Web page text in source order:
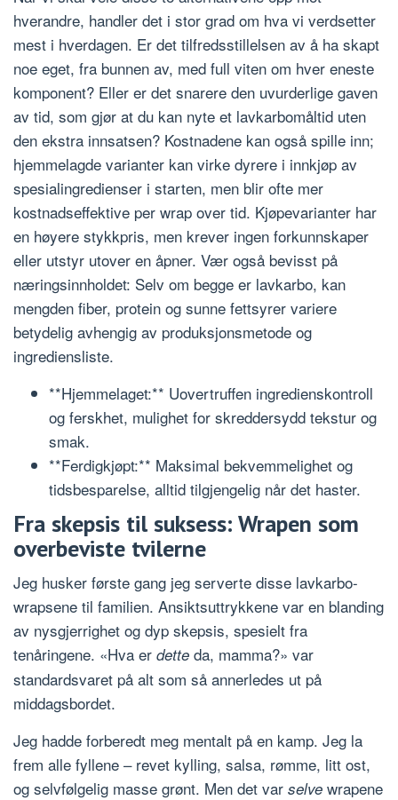
hverandre, handler det i stor grad om hva vi verdsetter
mest i hverdagen. Er det tilfredsstillelsen av å ha skapt
noe eget, fra bunnen av, med full viten om hver eneste
komponent? Eller er det snarere den uvurderlige gaven
av tid, som gjør at du kan nyte et lavkarbomåltid uten
den ekstra innsatsen? Kostnadene kan også spille inn;
hjemmelagde varianter kan virke dyrere i innkjøp av
spesialingredienser i starten, men blir ofte mer
kostnadseffektive per wrap over tid. Kjøpevarianter har
en høyere stykkpris, men krever ingen forkunnskaper
eller utstyr utover en åpner. Vær også bevisst på
næringsinnholdet: Selv om begge er lavkarbo, kan
mengden fiber, protein og sunne fettsyrer variere
betydelig avhengig av produksjonsmetode og
ingrediensliste.
**Hjemmelaget:** Uovertruffen ingredienskontroll
og ferskhet, mulighet for skreddersydd tekstur og
smak.
**Ferdigkjøpt:** Maksimal bekvemmelighet og
tidsbesparelse, alltid tilgjengelig når det haster.
Fra skepsis til suksess: Wrapen som
overbeviste tvilerne
Jeg husker første gang jeg serverte disse lavkarbo-
wrapsene til familien. Ansiktsuttrykkene var en blanding
av nysgjerrighet og dyp skepsis, spesielt fra
tenåringene. «Hva er dette da, mamma?» var
standardsvaret på alt som så annerledes ut på
middagsbordet.
Jeg hadde forberedt meg mentalt på en kamp. Jeg la
frem alle fyllene – revet kylling, salsa, rømme, litt ost,
og selvfølgelig masse grønt. Men det var selve wrapene